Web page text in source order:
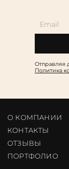
Отправляя
Политика
О КОМПАНИИ
КОНТАКТЫ
ОТЗЫВЫ
ПОРТФОЛИО